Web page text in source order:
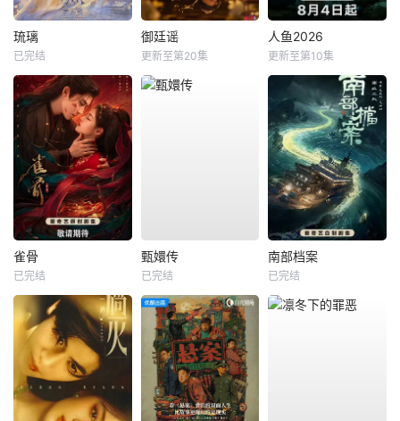
琉璃
已完结
御廷谣
更新至第20集
人鱼2026
更新至第10集
雀骨
已完结
甄嬛传
已完结
南部档案
已完结